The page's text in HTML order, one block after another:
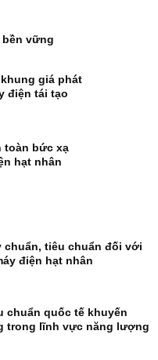
vững
giá phát
điện tái tạo
toàn bức xạ
hạt nhân
chuẩn, tiêu chuẩn đối với
điện hạt nhân
chuẩn quốc tế khuyến
trong lĩnh vực năng lượng